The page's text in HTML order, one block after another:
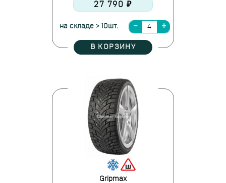
27 790 ₽
на складе > 10шт.
В КОРЗИНУ
Gripmax